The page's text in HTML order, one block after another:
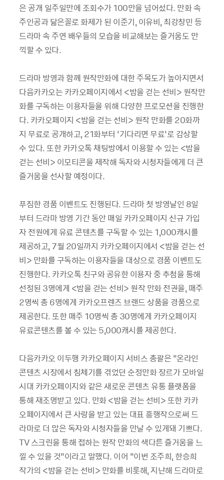
은 공개 일주일만에 조회수가100만을 넘어섰다. 만화 속
주인공과 닮은꼴로 화제가 된 이준기, 이유비, 최강창민 등
드라마 속 주연 배우들의 모습을 비교해보는 즐거움도 만
끽할 수 있다.
드라마 방영과 함께 원작만화에 대한 주목도가 높아지면서
다음카카오는 카카오페이지에서 <밤을 걷는 선비> 원작만
화를 구독하는 이용자들을 위해 다양한 프로모션을 진행한
다. 카카오페이지 <밤을 걷는 선비> 원작 만화를 20화까
지 무료로 공개하고, 21화부터 ‘기다리면 무료’로 감상할
수 있다.또한 카카오톡 채팅방에서 이용할 수 있는 <밤을
걷는 선비> 이모티콘을 제작해 독자와 시청자들에게 더 큰
즐거움을 선사할 예정이다.
푸짐한 경품 이벤트도 진행된다.드라마 첫 방영날인 8일
부터 드라마 방영 기간 동안 매일 카카오페이지 신규 가입
자 전원에게 유료 콘텐츠를 구독할 수 있는 1,000캐시를
제공하고, 7월 20일까지 카카오페이지에서 <밤을 걷는 선
비> 만화를 구독하는 이용자들을 대상으로 경품 이벤트도
진행한다. 카카오톡 친구와 공유한 이용자 중 추첨을 통해
선정된 3명에게 <밤을 걷는 선비> 원작 만화 전권을, 매주
2명씩 총 6명에게 카카오프렌즈 브랜드 상품을 경품으로
제공한다.또한 매주 10명씩 총 30명에게 카카오페이지
유료콘텐츠를 볼 수 있는 5,000캐시를 제공한다.
다음카카오 이두행 카카오페이지 서비스 총괄은 “온라인
콘텐츠 시장에서 침체기를 겪었던 순정만화 장르가 모바일
시대 카카오페이지와 같은 새로운 콘텐츠 유통 플랫폼을
통해 재조명받고 있다. 만화<밤을 걷는 선비>또한 카카
오페이지에서 큰 사랑을 받고 있는 대표 흥행작으로써 드
라마로 더 많은 독자와 시청자들을 만날 수 있게돼 기쁘다.
TV스크린을 통해 접하는 원작 만화의 색다른 즐거움을 느
낄 수 있을 것”이라고 말했다. 이어 “이번 조주희, 한승희
작가의 <밤을 걷는 선비> 만화를 비롯해,지난해 드라마로